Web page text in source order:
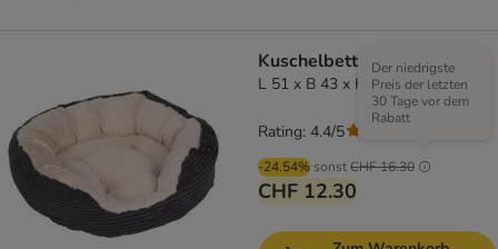
Kuschelbett Cozy Cord
L 51 x B 43 x H 15 cm
-24.54% sonstCHF 16.30
Der niedrigste
Preis der letzten
30 Tage vor dem
Rabatt
CHF 12.30
Rating: 4.4/5